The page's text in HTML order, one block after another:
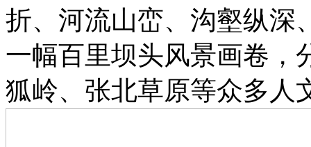
折、河流山峦、沟壑纵深
一幅百里坝头风景画卷，
狐岭、张北草原等众多人